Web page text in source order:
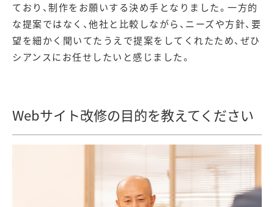
ており、制作をお願いする決め手となりました。一方的
な提案ではなく、他社と比較しながら、ニーズや方針、要
望を細かく聞いてたうえで提案をしてくれたため、ぜひ
シアンスにお任せしたいと感じました。
Webサイト改修の目的を教えてください